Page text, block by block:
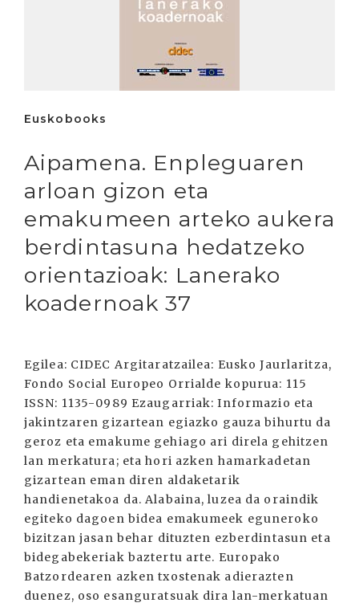
Euskobooks
Aipamena. Enpleguaren
arloan gizon eta
emakumeen arteko aukera
berdintasuna hedatzeko
orientazioak: Lanerako
koadernoak 37
Egilea: CIDEC Argitaratzailea: Eusko Jaurlaritza,
Fondo Social Europeo Orrialde kopurua: 115
ISSN: 1135-0989 Ezaugarriak: Informazio eta
jakintzaren gizartean egiazko gauza bihurtu da
geroz eta emakume gehiago ari direla gehitzen
lan merkatura; eta hori azken hamarkadetan
gizartean eman diren aldaketarik
handienetakoa da. Alabaina, luzea da oraindik
egiteko dagoen bidea emakumeek eguneroko
bizitzan jasan behar dituzten ezberdintasun eta
bidegabekeriak baztertu arte. Europako
Batzordearen azken txostenak adierazten
duenez, oso esanguratsuak dira lan-merkatuan